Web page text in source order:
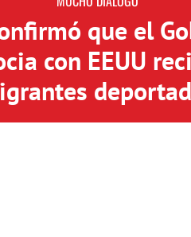
que el
con EEUU